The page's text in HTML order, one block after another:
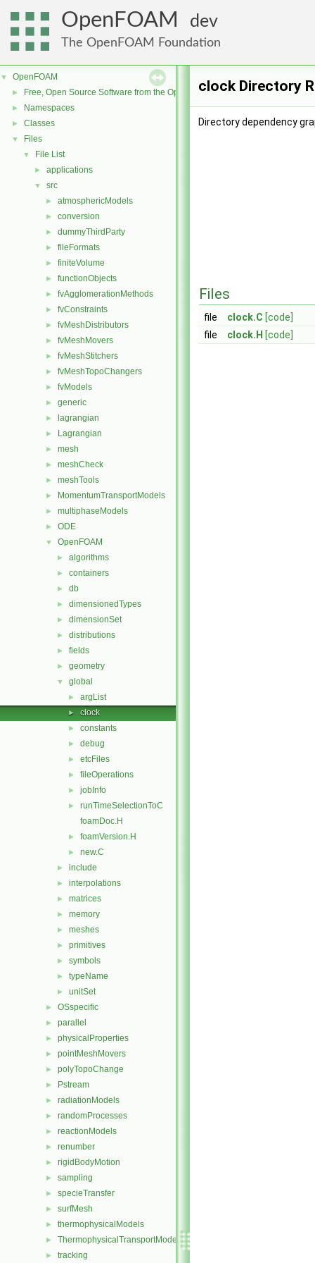
OpenFOAM dev
The OpenFOAM Foundation
▼ OpenFOAM
► Free, Open Source Software from the OpenFOAM Foundation
► Namespaces
► Classes
▼ Files
▼ File List
► applications
▼ src
► atmosphericModels
► conversion
► dummyThirdParty
► fileFormats
► finiteVolume
► functionObjects
► fvAgglomerationMethods
► fvConstraints
► fvMeshDistributors
► fvMeshMovers
► fvMeshStitchers
► fvMeshTopoChangers
► fvModels
► generic
► lagrangian
► Lagrangian
► mesh
► meshCheck
► meshTools
► MomentumTransportModels
► multiphaseModels
► ODE
▼ OpenFOAM
► algorithms
► containers
► db
► dimensionedTypes
► dimensionSet
► distributions
► fields
► geometry
▼ global
► argList
► clock
► constants
► debug
► etcFiles
► fileOperations
► jobInfo
►
runTimeSelectionToC
foamDoc.H
► foamVersion.H
► new.C
► include
► interpolations
► matrices
► memory
► meshes
► primitives
► symbols
► typeName
► unitSet
► OSspecific
► parallel
► physicalProperties
► pointMeshMovers
► polyTopoChange
► Pstream
► radiationModels
► randomProcesses
► reactionModels
► renumber
► rigidBodyMotion
► sampling
► specieTransfer
► surfMesh
► thermophysicalModels
► ThermophysicalTransportModels
► tracking
clock Directory
Directory dependency
Files
file clock.C [code]
file
clock.H [code]